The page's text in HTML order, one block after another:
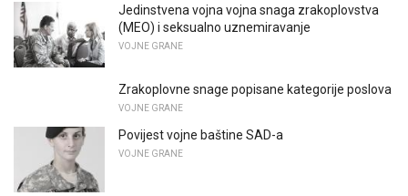
Jedinstvena vojna vojna snaga zrakoplovstva
(MEO) i seksualno uznemiravanje
VOJNE GRANE
Zrakoplovne snage popisane kategorije poslova
VOJNE GRANE
Povijest vojne baštine SAD-a
VOJNE GRANE